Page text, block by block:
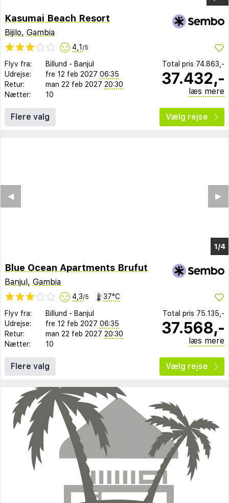
Kasumai Beach Resort
Bijilo, Gambia
4,1 /5
Flyv fra: Billund - Banjul
Udrejse:
fre 12 feb 2027 06:35
Retur:
man 22 feb 2027 20:30
Nætter:
10
Total pris 74.863,-
37.432,-
læs mere
Flere valg Vælg rejse
Blue Ocean Apartments Brufut
Banjul, Gambia
4,3/5 37°C
Flyv fra: Billund - Banjul
Udrejse:
fre 12 feb 2027 06:35
Retur:
man 22 feb 2027 20:30
Nætter:
10
Total pris 75.135,-
37.568,-
læs mere
Flere valg Vælg rejse